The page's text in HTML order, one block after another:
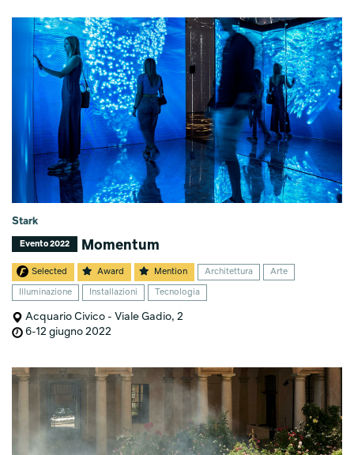
Stark
Evento 2022 Momentum
Selected Award Mention Architettura Arte
Illuminazione Installazioni Tecnologia
Acquario Civico - Viale Gadio, 2
6-12 giugno 2022